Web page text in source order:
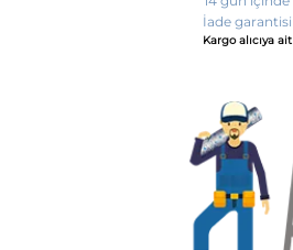
İade garantisi
Kargo alıcıya ait